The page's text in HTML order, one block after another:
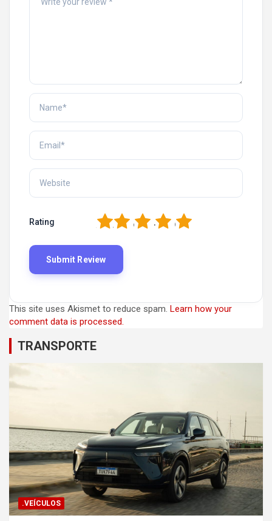
Rating 5
4
3
2
This site uses Akismet to reduce spam. Learn how your
comment data is processed.
TRANSPORTE
.VEÍCULOS